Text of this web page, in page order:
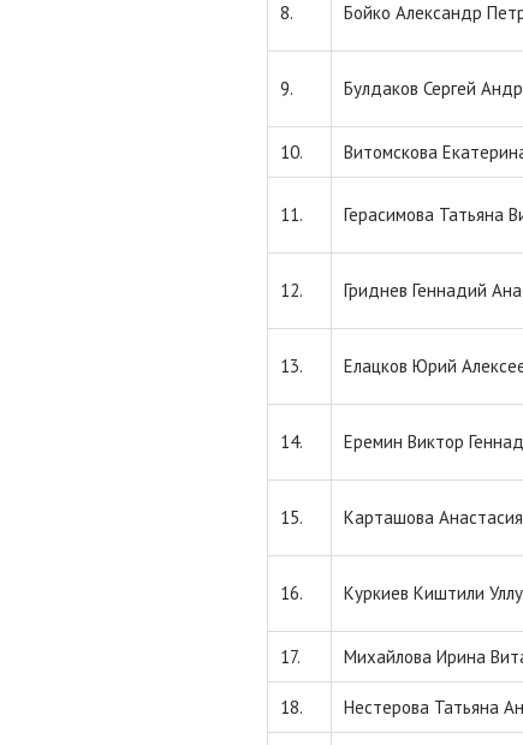
8. Бойко Александр
9. Булдаков Сергей
10. Витомскова
11. Герасимова Татьяна
12. Гриднев Геннадий
13. Елацков Юрий
14. Еремин Виктор
15. Карташова
16. Куркиев Киштили
17. Михайлова Ирина
18. Нестерова Татьяна